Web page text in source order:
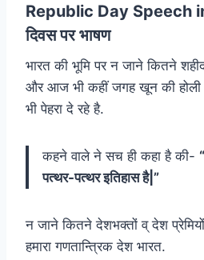
Republic Day Speech
दिवस पर भाषण
भारत की भूमि पर न जाने कितने
और आज भी कहीं जगह खून की
भी पेहरा दे रहे है.
कहने वाले ने सच ही कहा है की-
पत्थर-पत्थर इतिहास है|”
न जाने कितने देशभक्तों व् देश
हमारा गणतान्त्रिक देश भारत.